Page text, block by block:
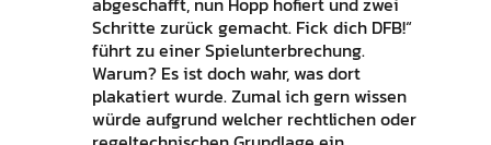
Schritte zurück gemacht. Fick dich DFB!“
führt zu einer Spielunterbrechung.
Warum? Es ist doch wahr, was dort
plakatiert wurde. Zumal ich gern wissen
würde aufgrund welcher rechtlichen oder